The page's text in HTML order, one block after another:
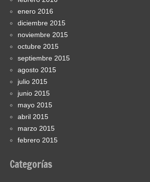
enero 2016
diciembre 2015
noviembre 2015
octubre 2015
septiembre 2015
agosto 2015
julio 2015
junio 2015
mayo 2015
abril 2015
marzo 2015
febrero 2015
Categorías